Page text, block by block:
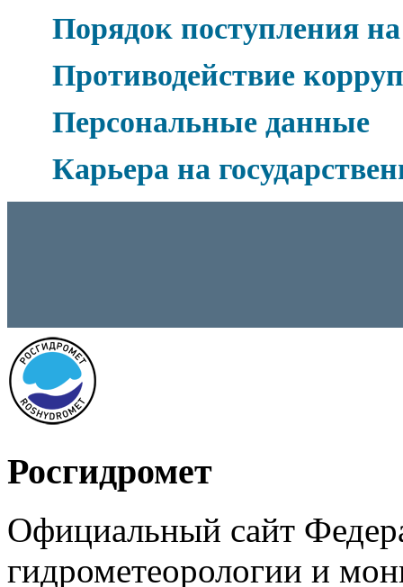
Порядок поступления
Противодействие
Персональные данные
Карьера на
Росгидромет
Официальный сайт
гидрометеорологии и